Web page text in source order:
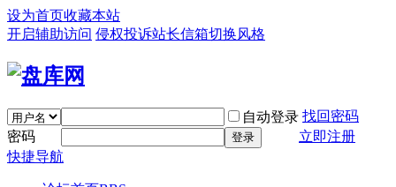
设为首页收藏本站
开启辅助访问 侵权投诉站长信箱切换风格
自动登录 找回密码
密码
登录
立即注册
快捷导航